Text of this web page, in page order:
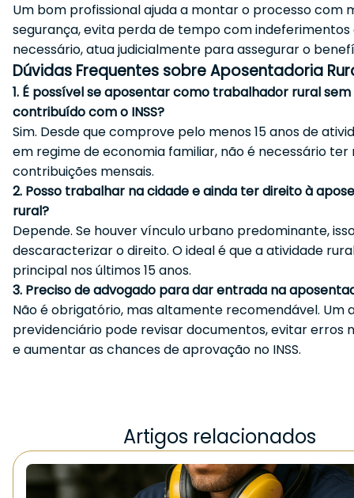
Um bom profissional ajuda a montar o processo com
segurança, evita perda de tempo com indeferimentos
necessário, atua judicialmente para assegurar o
Dúvidas Frequentes sobre Aposentadoria
1. É possível se aposentar como trabalhador rural
contribuído com o INSS?
Sim. Desde que comprove pelo menos 15 anos de
em regime de economia familiar, não é necessário ter
contribuições mensais.
2. Posso trabalhar na cidade e ainda ter direito à
rural?
Depende. Se houver vínculo urbano predominante,
descaracterizar o direito. O ideal é que a atividade
principal nos últimos 15 anos.
3. Preciso de advogado para dar entrada na
Não é obrigatório, mas altamente recomendável. Um
previdenciário pode revisar documentos, evitar erros
e aumentar as chances de aprovação no INSS.
Artigos relacionados